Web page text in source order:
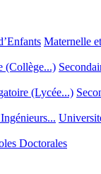
Maternelle
(Collège...)
(Lycée...)
Doctorales